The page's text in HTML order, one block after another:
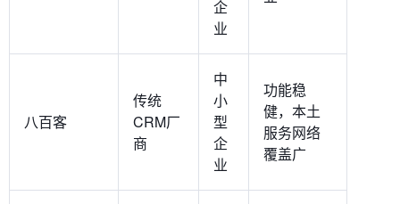
企
业
八百客
传统
CRM厂
商
中
小
型
企
业
功能稳
健，本土
服务网络
覆盖广